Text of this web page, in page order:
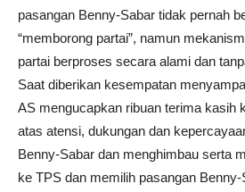
pasangan Benny-Sabar tidak pernah
“memborong partai”, namun
partai berproses secara alami dan
Saat diberikan kesempatan
AS mengucapkan ribuan terima kasih
atas atensi, dukungan dan
Benny-Sabar dan menghimbau serta
ke TPS dan memilih pasangan Benny-